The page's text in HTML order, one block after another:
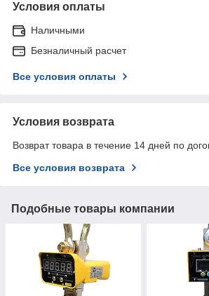
Условия оплаты
Наличными
Безналичный расчет
Все условия оплаты
Условия возврата
Возврат товара в течение 14 дней по
Все условия возврата
Подобные товары компании